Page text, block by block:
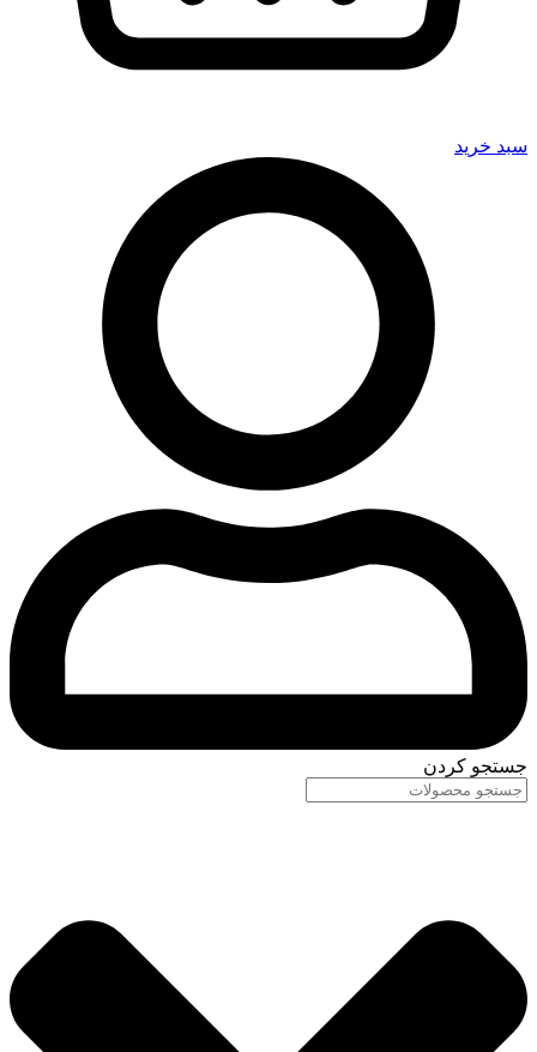
سبد خرید
جستجو کردن